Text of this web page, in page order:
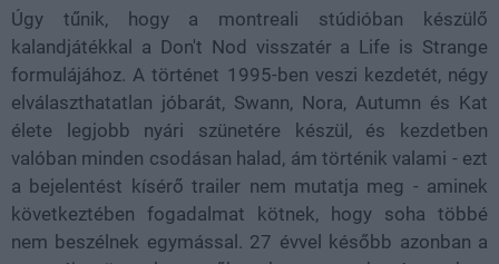
Úgy tűnik, hogy a montreali stúdióban készülő
kalandjátékkal a Don't Nod visszatér a Life is Strange
formulájához. A történet 1995-ben veszi kezdetét, négy
elválaszthatatlan jóbarát, Swann, Nora, Autumn és Kat
élete legjobb nyári szünetére készül, és kezdetben
valóban minden csodásan halad, ám történik valami - ezt
a bejelentést kísérő trailer nem mutatja meg - aminek
következtében fogadalmat kötnek, hogy soha többé
nem beszélnek egymással. 27 évvel később azonban a